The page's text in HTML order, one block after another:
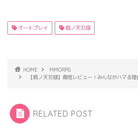
オートプレイ 暁ノ天刃録
HOME
MMORPG
【暁ノ天刃録】徹底レビュー！みんながハマる
RELATED POST